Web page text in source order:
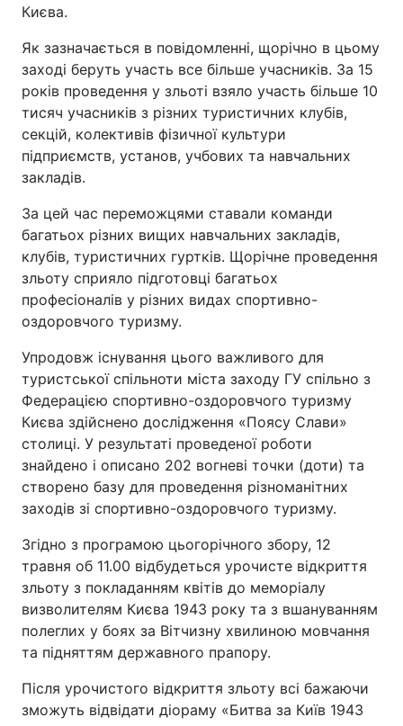
Києва.
Як зазначається в повідомленні, щорічно в цьому
заході беруть участь все більше учасників. За 15
років проведення у зльоті взяло участь більше 10
тисяч учасників з різних туристичних клубів,
секцій, колективів фізичної культури
підприємств, установ, учбових та навчальних
закладів.
За цей час переможцями ставали команди
багатьох різних вищих навчальних закладів,
клубів, туристичних гуртків. Щорічне проведення
зльоту сприяло підготовці багатьох
професіоналів у різних видах спортивно-
оздоровчого туризму.
Упродовж існування цього важливого для
туристської спільноти міста заходу ГУ спільно з
Федерацією спортивно-оздоровчого туризму
Києва здійснено дослідження «Поясу Слави»
столиці. У результаті проведеної роботи
знайдено і описано 202 вогневі точки (доти) та
створено базу для проведення різноманітних
заходів зі спортивно-оздоровчого туризму.
Згідно з програмою цьогорічного збору, 12
травня об 11.00 відбудеться урочисте відкриття
зльоту з покладанням квітів до меморіалу
визволителям Києва 1943 року та з вшануванням
полеглих у боях за Вітчизну хвилиною мовчання
та підняттям державного прапору.
Після урочистого відкриття зльоту всі бажаючи
зможуть відвідати діораму «Битва за Київ 1943